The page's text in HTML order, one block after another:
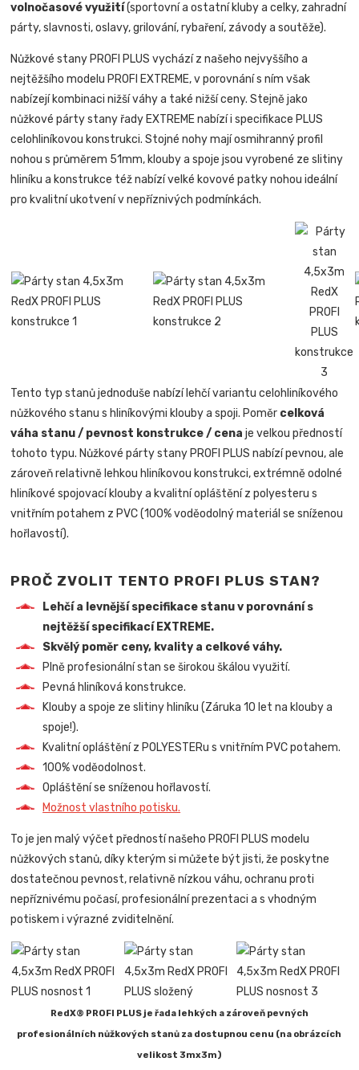
volnočasové využití(sportovní a ostatní kluby a celky, zahradní
párty, slavnosti, oslavy, grilování, rybaření, závody a soutěže).
Nůžkové stany PROFI PLUS vychází z našeho nejvyššího a
nejtěžšího modelu PROFI EXTREME, v porovnání s ním však
nabízejí kombinaci nižší váhy a také nižší ceny. Stejně jako
nůžkové párty stany řady EXTREME nabízí i specifikace PLUS
celohliníkovou konstrukci. Stojné nohy mají osmihranný profil
nohou s průměrem 51mm, klouby a spoje jsou vyrobené ze slitiny
hliníku a konstrukce též nabízí velké kovové patky nohou ideální
pro kvalitní ukotvení v nepříznivých podmínkách.
Tento typ stanů jednoduše nabízí lehčí variantu celohliníkového
nůžkového stanu s hliníkovými klouby a spoji. Poměr celková
váha stanu / pevnost konstrukce / cenaje velkou předností
tohoto typu. Nůžkové párty stany PROFI PLUS nabízí pevnou, ale
zároveň relativně lehkou hliníkovou konstrukci, extrémně odolné
hliníkové spojovací klouby a kvalitní opláštění z polyesteru s
vnitřním potahem z PVC (100% voděodolný materiál se sníženou
hořlavostí).
PROČ ZVOLIT TENTO PROFI PLUS STAN?
Lehčí a levnější specifikace stanu v porovnání s
nejtěžší specifikací EXTREME.
Skvělý poměr ceny, kvality a celkové váhy.
Plně profesionální stan se širokou škálou využití.
Pevná hliníková konstrukce.
Klouby a spoje ze slitiny hliníku (Záruka 10 let na klouby a
spoje!).
Kvalitní opláštění z POLYESTERu s vnitřním PVC potahem.
100% voděodolnost.
Opláštění se sníženou hořlavostí.
Možnost vlastního potisku.
To je jen malý výčet předností našeho PROFI PLUS modelu
nůžkových stanů, díky kterým si můžete být jisti, že poskytne
dostatečnou pevnost, relativně nízkou váhu, ochranu proti
nepříznivému počasí, profesionální prezentaci a s vhodným
potiskem i výrazné zviditelnění.
RedX® PROFI PLUS je řada lehkých a zároveň pevných
profesionálních nůžkových stanů za dostupnou cenu (na obrázcích
velikost 3mx3m)